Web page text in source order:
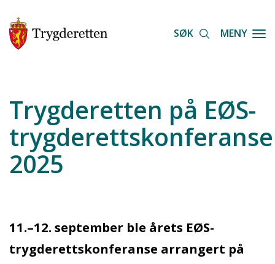
hovedinnhold
SØK MENY
Trygderetten på EØS-
2025
11.–12. september ble årets EØS-
trygderettskonferanse arrangert på